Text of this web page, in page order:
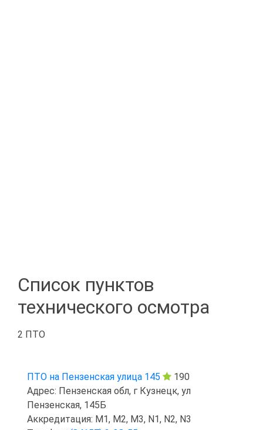
Список пунктов
технического осмотра
2 ПТО
ПТО на Пензенская улица 145
190
Адрес: Пензенская обл, г Кузнецк, ул
Пензенская, 145Б
Аккредитация: M1, M2, M3, N1, N2, N3